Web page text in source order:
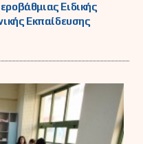
Ειδικής
Εκπαίδευσης